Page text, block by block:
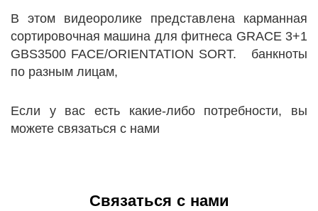
В этом видеоролике представлена ​​карманная
сортировочная машина для фитнеса GRACE 3+1
GBS3500 FACE/ORIENTATION SORT. банкноты
по разным лицам,
Если у вас есть какие-либо потребности, вы
можете связаться с нами
Связаться с нами